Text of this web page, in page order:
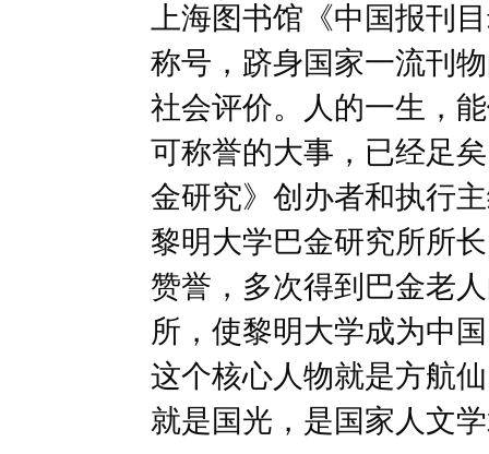
上海图书馆《中国报刊
称号，跻身国家一流刊
社会评价。人的一生，
可称誉的大事，已经足
金研究》创办者和执行
黎明大学巴金研究所所
赞誉，多次得到巴金老
所，使黎明大学成为中
这个核心人物就是方航
就是国光，是国家人文